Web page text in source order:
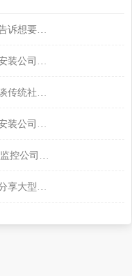
机房建设公司告诉想要监控夜视效果好选择很重要
东莞安防监控安装公司谈小间距LED显示屏
东莞安防监控谈传统社区存在的问题
高清监控系统安装公司阐述失驾人员管控系统
握手5G，安防监控公司谈描绘未来大交通云锦蓝图
东莞安防监控分享大型桥隧监控系统解决方案设计